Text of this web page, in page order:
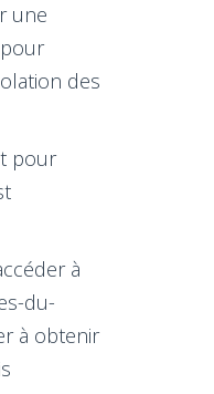
une
des
pour
à
du-
à obtenir